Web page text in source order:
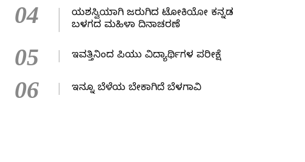
04
ಯಶಸ್ವಿಯಾಗಿ ಜರುಗಿದ ಟೋಕಿಯೋ ಕನ್ನಡ
ಬಳಗದ ಮಹಿಳಾ ದಿನಾಚರಣೆ
05 ಇವತ್ತಿನಿಂದ ಪಿಯು ವಿದ್ಯಾರ್ಥಿಗಳ ಪರೀಕ್ಷೆ
06 ಇನ್ನೂ ಬೆಳೆಯ ಬೇಕಾಗಿದೆ ಬೆಳಗಾವಿ